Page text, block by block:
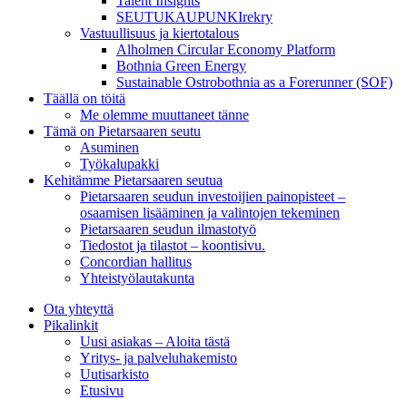
SEUTUKAUPUNKIrekry
Vastuullisuus ja kiertotalous
Alholmen Circular Economy Platform
Bothnia Green Energy
Sustainable Ostrobothnia as a Forerunner (SOF)
Täällä on töitä
Me olemme muuttaneet tänne
Tämä on Pietarsaaren seutu
Asuminen
Työkalupakki
Kehitämme Pietarsaaren seutua
Pietarsaaren seudun investoijien painopisteet –
osaamisen lisääminen ja valintojen tekeminen
Pietarsaaren seudun ilmastotyö
Tiedostot ja tilastot – koontisivu.
Concordian hallitus
Yhteistyölautakunta
Ota yhteyttä
Pikalinkit
Uusi asiakas – Aloita tästä
Yritys- ja palveluhakemisto
Uutisarkisto
Etusivu